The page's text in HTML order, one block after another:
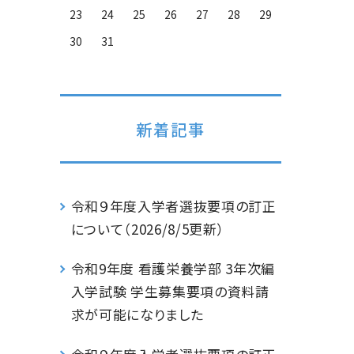
23
24 25 26 27 28
29
30
31
新着記事
令和９年度入学者選抜要項の訂正
について（2026/8/5更新）
令和9年度 看護栄養学部 3年次編
入学試験 学生募集要項の資料請
求が可能になりました